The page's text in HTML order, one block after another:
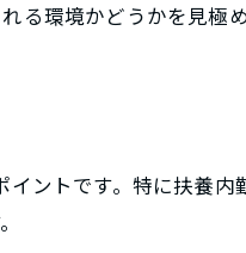
る環境かどうかを見極
ントです。特に扶養内